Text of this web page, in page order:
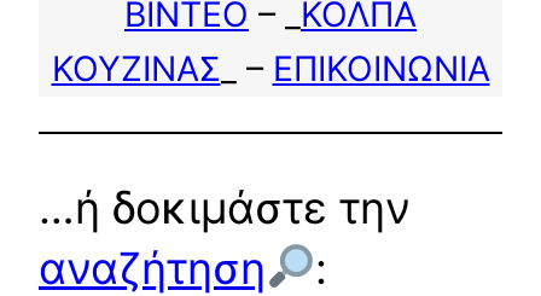
ΒΙΝΤΕΟ – _ ΚΟΛΠΑ
ΚΟΥΖΙΝΑΣ _ – ΕΠΙΚΟΙΝΩΝΙΑ
…ή δοκιμάστε την
αναζήτηση
: